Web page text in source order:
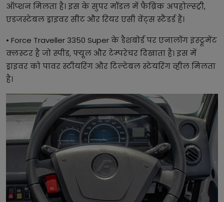
ऑप्शन मिलता है। इस के सुपर मॉडल में फैब्रिक अपहोल्स्ट्री,
एडजस्टेबल ड्राइवर सीट और रियर एसी वेंट्स स्टैंडर्ड हैं।
• Force Traveller 3350 Super के डैशबोर्ड पर एनालॉग इंस्ट्रूमेंट
क्लस्टर है जो स्पीड, फ्यूल और टेम्परेचर दिखाता है। इस में
ड्राइवर को पावर स्टीयरिंग और टिल्टेबल स्टेयरिंग व्हील मिलता
है।